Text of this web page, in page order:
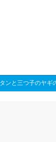
ンと三つ子のヤギ